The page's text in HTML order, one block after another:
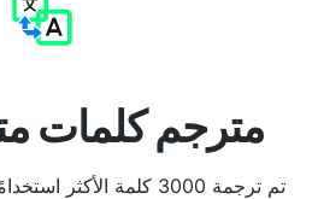
مترجم كلمات